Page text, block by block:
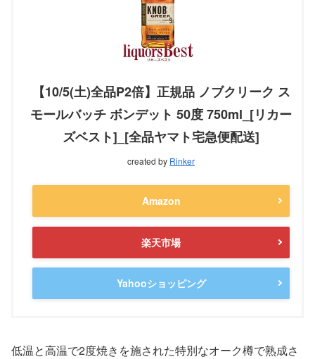
【10/5(土)全品P2倍】正規品 ノブクリーク ス
モールバッチ ボンデット 50度 750ml_[リカー
ズベスト]_[全品ヤマト宅急便配送]
created by Rinker
Amazon
楽天市場
Yahooショッピング
低温と高温で2度焼きを施された特別なオーク樽で熟成さ